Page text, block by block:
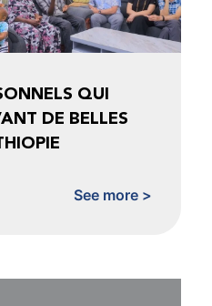
QUI
DE BELLES
See more >